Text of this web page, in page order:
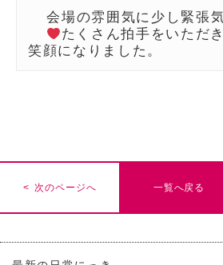
  会場の雰囲気に少し緊張気味でしたが、
たくさん拍手をいただ
笑顔になりました。
< 次のページへ 一覧へ戻る